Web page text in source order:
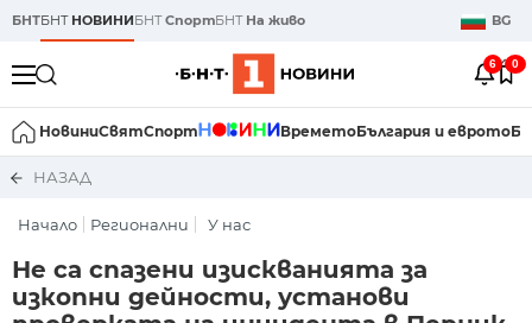
БНТБНТ НОВИНИБНТСпортБНТ На живо BG
6 0
НовиниСвятСпорт ВреметоБългария и еврото
НАЗАД
Начало Регионални У нас
Не са спазени изискванията за
изкопни дейности, установи